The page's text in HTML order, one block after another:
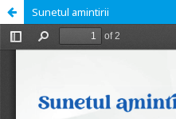
Sunetul amintirii